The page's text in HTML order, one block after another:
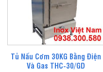
Tủ Nấu Cơm 30KG Bằng Điện
Và Gas THC-30/GD